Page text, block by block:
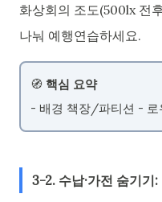
화상회의 조도(500lx 전
나눠 예행연습하세요.
🧭 핵심 요약
- 배경 책장/파티션 - 로
3-2. 수납·가전 숨기기